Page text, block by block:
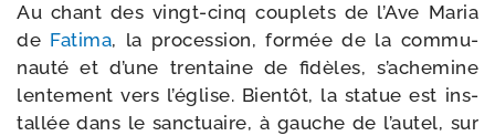
Au chant des vingt-​cinq cou­plets de l’Ave Maria
de Fatima, la pro­ces­sion, for­mée de la com­mu­
nau­té et d’une tren­taine de fidèles, s’a­che­mine
len­te­ment vers l’é­glise. Bientôt, la sta­tue est ins­
tal­lée dans le sanc­tuaire, à gauche de l’au­tel, sur